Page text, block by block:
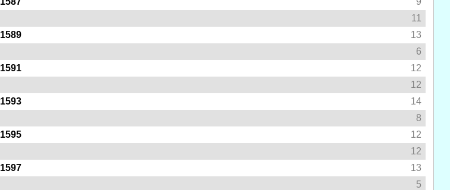
11
1589
13
6
1591
12
12
1593
14
8
1595
12
12
1597
13
5